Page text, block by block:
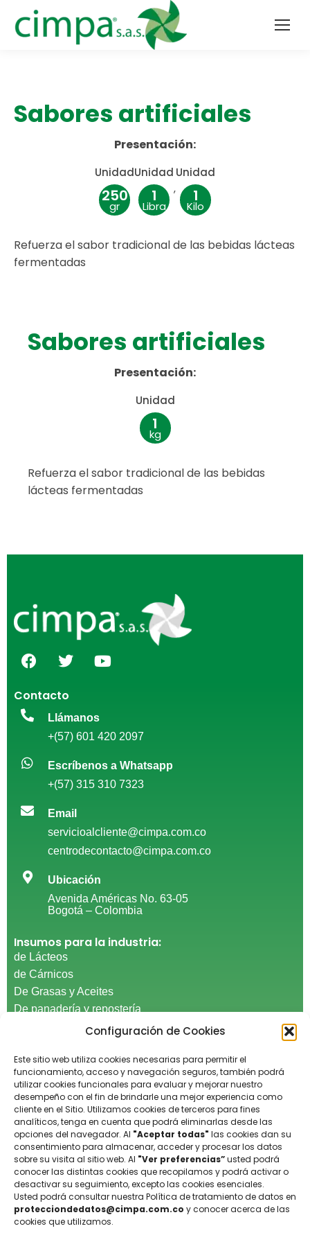
Configuración de Cookies
Este sitio web utiliza cookies necesarias para permitir el
funcionamiento, acceso y navegación seguros, también podrá
utilizar cookies funcionales para evaluar y mejorar nuestro
desempeño con el fin de brindarle una mejor experiencia como
cliente en el Sitio. Utilizamos cookies de terceros para fines
analíticos, tenga en cuenta que podrá eliminarlas desde las
opciones del navegador. Al "Aceptar todas" las cookies dan su
consentimiento para almacenar, acceder y procesar los datos
sobre su visita al sitio web. Al "Ver preferencias”usted podrá
conocer las distintas cookies que recopilamos y podrá activar o
desactivar su seguimiento, excepto las cookies esenciales.
Usted podrá consultar nuestra Política de tratamiento de datos en
protecciondedatos@cimpa.com.co y conocer acerca de las
cookies que utilizamos.
Sabores artificiales
Presentación:
Unidad
250
gr
Unidad
1
Libra
,
Unidad
1
Kilo
Refuerza el sabor tradicional de las bebidas lácteas
fermentadas
Sabores artificiales
Presentación:
Unidad
1
kg
Refuerza el sabor tradicional de las bebidas
lácteas fermentadas
Contacto
Llámanos
+(57) 601 420 2097
Escríbenos a Whatsapp
+(57) 315 310 7323
Email
servicioalcliente@cimpa.com.co
centrodecontacto@cimpa.com.co
Ubicación
Avenida Américas No. 63-05
Bogotá – Colombia
Insumos para la industria:
de Lácteos
de Cárnicos
De Grasas y Aceites
De panadería y repostería​
De suplementos alimenticios​
Del cuidado personal​
De laboratorio
General
De limpieza y desinfección
Sabores naturales y artificales
Información:
Aviso de privacidad
Políticas de tratamiento de datos
Certificación